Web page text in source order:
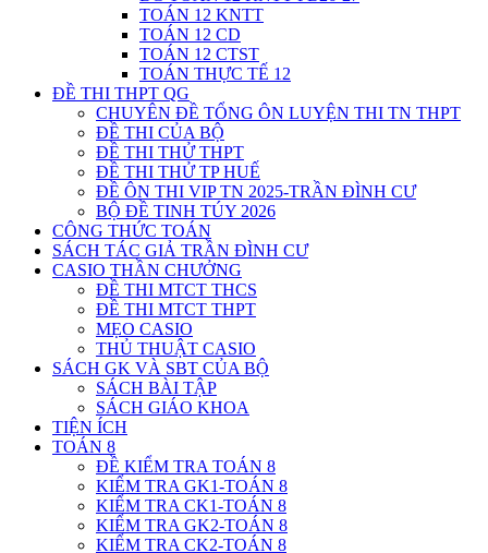
TOÁN 12 KNTT
TOÁN 12 CD
TOÁN 12 CTST
TOÁN THỰC TẾ 12
ĐỀ THI THPT QG
CHUYÊN ĐỀ TỔNG ÔN LUYỆN THI TN THPT
ĐỀ THI CỦA BỘ
ĐỀ THI THỬ THPT
ĐỀ THI THỬ TP HUẾ
ĐỀ ÔN THI VIP TN 2025-TRẦN ĐÌNH CƯ
BỘ ĐỀ TINH TÚY 2026
CÔNG THỨC TOÁN
SÁCH TÁC GIẢ TRẦN ĐÌNH CƯ
CASIO THẦN CHƯỞNG
ĐỀ THI MTCT THCS
ĐỀ THI MTCT THPT
MẸO CASIO
THỦ THUẬT CASIO
SÁCH GK VÀ SBT CỦA BỘ
SÁCH BÀI TẬP
SÁCH GIÁO KHOA
TIỆN ÍCH
TOÁN 8
ĐỀ KIỂM TRA TOÁN 8
KIỂM TRA GK1-TOÁN 8
KIỂM TRA CK1-TOÁN 8
KIỂM TRA GK2-TOÁN 8
KIỂM TRA CK2-TOÁN 8